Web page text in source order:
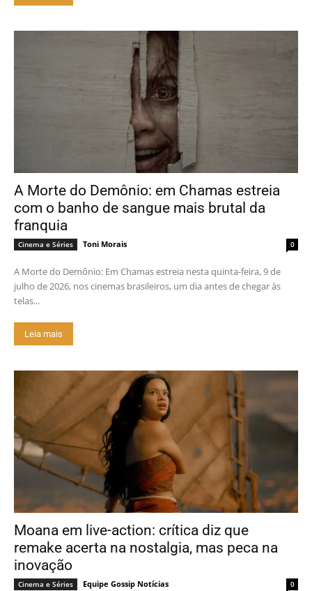
A Morte do Demônio: em Chamas estreia
com o banho de sangue mais brutal da
franquia
Cinema e Séries Toni Morais 0
A Morte do Demônio: Em Chamas estreia nesta quinta-feira, 9 de
julho de 2026, nos cinemas brasileiros, um dia antes de chegar às
telas...
Leia mais
Moana em live-action: crítica diz que
remake acerta na nostalgia, mas peca na
inovação
Cinema e Séries Equipe Gossip Notícias 0